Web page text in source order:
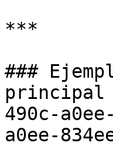
***
###
principal
490c-
a0ee-